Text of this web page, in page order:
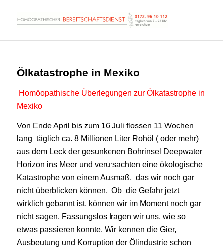
Ölkatastrophe in Mexiko
Homöopathische Überlegungen zur Ölkatastrophe in
Mexiko
Von Ende April bis zum 16.Juli flossen 11 Wochen
lang täglich ca. 8 Millionen Liter Rohöl ( oder mehr)
aus dem Leck der gesunkenen Bohrinsel Deepwater
Horizon ins Meer und verursachten eine ökologische
Katastrophe von einem Ausmaß, das wir noch gar
nicht überblicken können. Ob die Gefahr jetzt
wirklich gebannt ist, können wir im Moment noch gar
nicht sagen. Fassungslos fragen wir uns, wie so
etwas passieren konnte. Wir kennen die Gier,
Ausbeutung und Korruption der Ölindustrie schon